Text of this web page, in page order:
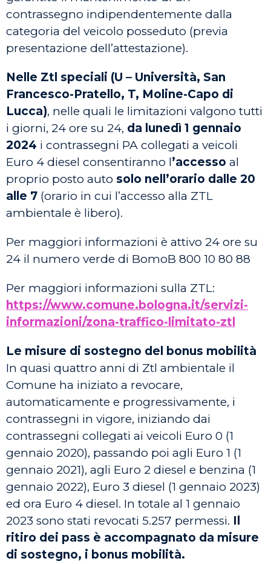
contrassegno indipendentemente dalla
categoria del veicolo posseduto (previa
presentazione dell’attestazione).
Nelle Ztl speciali (U – Università, San
Francesco-Pratello, T, Moline-Capo di
Lucca), nelle quali le limitazioni valgono tutti
i giorni, 24 ore su 24, da lunedì 1 gennaio
2024 i contrassegni PA collegati a veicoli
Euro 4 diesel consentiranno l’accesso al
proprio posto auto solo nell’orario dalle 20
alle 7 (orario in cui l’accesso alla ZTL
ambientale è libero).
Per maggiori informazioni è attivo 24 ore su
24 il numero verde di BomoB 800 10 80 88
Per maggiori informazioni sulla ZTL:
https://www.comune.bologna.it/servizi-
informazioni/zona-traffico-limitato-ztl
Le misure di sostegno del bonus mobilità
In quasi quattro anni di Ztl ambientale il
Comune ha iniziato a revocare,
automaticamente e progressivamente, i
contrassegni in vigore, iniziando dai
contrassegni collegati ai veicoli Euro 0 (1
gennaio 2020), passando poi agli Euro 1 (1
gennaio 2021), agli Euro 2 diesel e benzina (1
gennaio 2022), Euro 3 diesel (1 gennaio 2023)
ed ora Euro 4 diesel. In totale al 1 gennaio
2023 sono stati revocati 5.257 permessi. Il
ritiro dei pass è accompagnato da misure
di sostegno, i bonus mobilità.